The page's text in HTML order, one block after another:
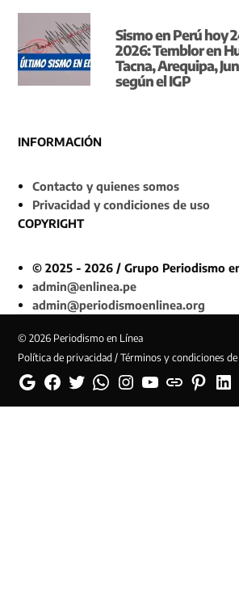
Sismo en Perú hoy
2026: Temblor en
Tacna, Arequipa,
según el IGP
INFORMACIÓN
Contacto y quienes somos
Privacidad y condiciones de uso
COPYRIGHT
© 2025 - 2026 / Grupo Periodismo
admin@enlinea.pe
admin@periodismoenlinea.org
© 2026 Periodismo en Línea
Política de privacidad / Términos y condiciones
GoogleFacebookTwitterWhatsappInstagramYouTubeWeb Pinterest